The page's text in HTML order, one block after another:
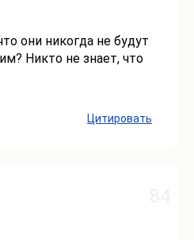
они никогда не будут
Никто не знает, что
Цитировать